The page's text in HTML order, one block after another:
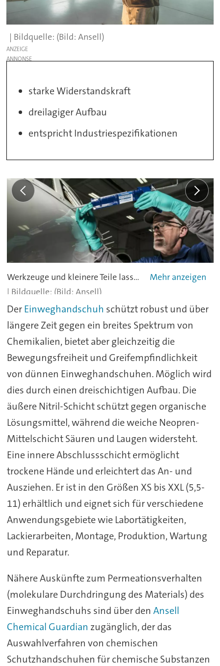
(Bild: Ansell)
ANZEIGE
starke Widerstandskraft
dreilagiger Aufbau
entspricht Industriespezifikationen
Werkzeuge und kleinere Teile lassen sich mit dem Handschuh ohne Probleme greifen.
(Bild: Ansell)
DerEinweghandschuh schützt robust und über
längere Zeit gegen ein breites Spektrum von
Chemikalien, bietet aber gleichzeitig die
Bewegungsfreiheit und Greifempfindlichkeit
von dünnen Einweghandschuhen. Möglich wird
dies durch einen dreischichtigen Aufbau. Die
äußere Nitril-Schicht schützt gegen organische
Lösungsmittel, während die weiche Neopren-
Mittelschicht Säuren und Laugen widersteht.
Eine innere Abschlussschicht ermöglicht
trockene Hände und erleichtert das An- und
Ausziehen. Er ist in den Größen XS bis XXL (5,5-
11) erhältlich und eignet sich für verschiedene
Anwendungsgebiete wie Labortätigkeiten,
Lackierarbeiten, Montage, Produktion, Wartung
und Reparatur.
Nähere Auskünfte zum Permeationsverhalten
(molekulare Durchdringung des Materials) des
Einweghandschuhs sind über den Ansell
Chemical Guardian zugänglich, der das
Auswahlverfahren von chemischen
Schutzhandschuhen für chemische Substanzen